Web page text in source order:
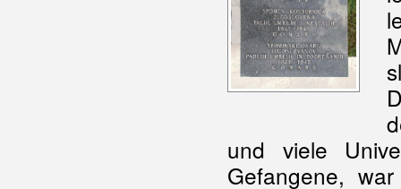
und viele
Gefangene,